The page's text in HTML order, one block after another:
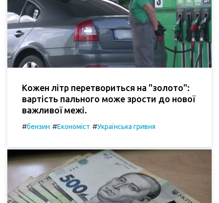
Кожен літр перетвориться на "золото":
вартість пального може зрости до нової
важливої межі.
#бензин #Економіст #Українська гривня